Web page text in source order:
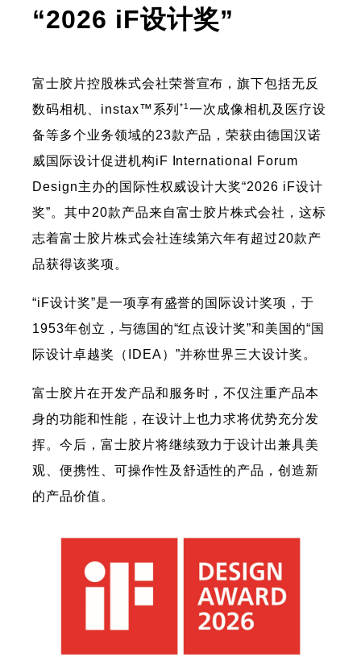
“2026 iF设计奖”
富士胶片控股株式会社荣誉宣布，旗下包括无反
数码相机、instax™系列*1 一次成像相机及医疗设
备等多个业务领域的23款产品，荣获由德国汉诺
威国际设计促进机构iF International Forum
Design主办的国际性权威设计大奖“2026 iF设计
奖”。其中20款产品来自富士胶片株式会社，这标
志着富士胶片株式会社连续第六年有超过20款产
品获得该奖项。
“iF设计奖”是一项享有盛誉的国际设计奖项，于
1953年创立，与德国的“红点设计奖”和美国的“国
际设计卓越奖（IDEA）”并称世界三大设计奖。
富士胶片在开发产品和服务时，不仅注重产品本
身的功能和性能，在设计上也力求将优势充分发
挥。今后，富士胶片将继续致力于设计出兼具美
观、便携性、可操作性及舒适性的产品，创造新
的产品价值。